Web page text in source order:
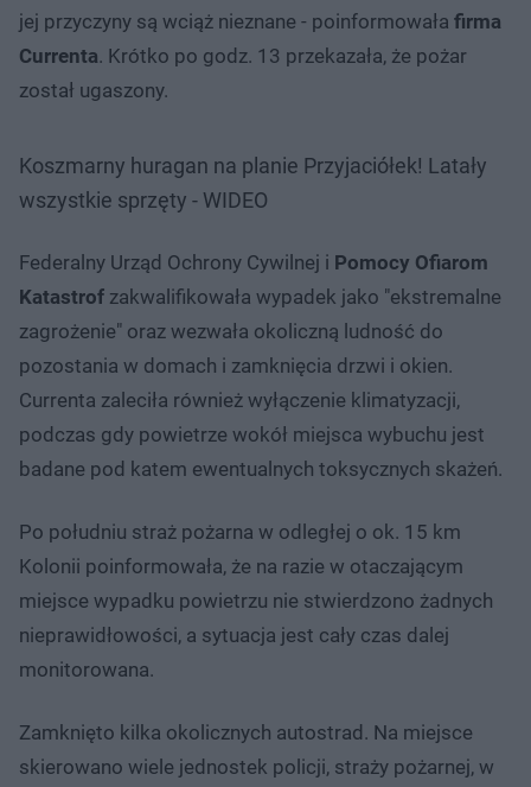
jej przyczyny są wciąż nieznane - poinformowała firma
Currenta. Krótko po godz. 13 przekazała, że pożar
został ugaszony.
Koszmarny huragan na planie Przyjaciółek! Latały
wszystkie sprzęty - WIDEO
Federalny Urząd Ochrony Cywilnej i Pomocy Ofiarom
Katastrof zakwalifikowała wypadek jako "ekstremalne
zagrożenie" oraz wezwała okoliczną ludność do
pozostania w domach i zamknięcia drzwi i okien.
Currenta zaleciła również wyłączenie klimatyzacji,
podczas gdy powietrze wokół miejsca wybuchu jest
badane pod katem ewentualnych toksycznych skażeń.
Po południu straż pożarna w odległej o ok. 15 km
Kolonii poinformowała, że na razie w otaczającym
miejsce wypadku powietrzu nie stwierdzono żadnych
nieprawidłowości, a sytuacja jest cały czas dalej
monitorowana.
Zamknięto kilka okolicznych autostrad. Na miejsce
skierowano wiele jednostek policji, straży pożarnej, w